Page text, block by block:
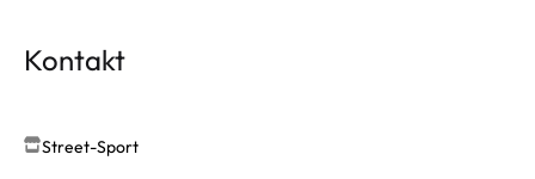
Kontakt
Street-Sport